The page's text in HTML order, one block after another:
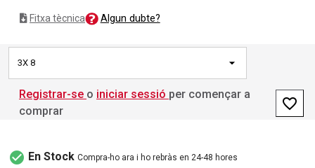
Fitxa tècnica Algun dubte?
3X 8
Registrar-se o iniciar sessió per començar a
comprar
favorite_border
check_circle En Stock Compra-ho ara i ho rebràs en 24-48 hores